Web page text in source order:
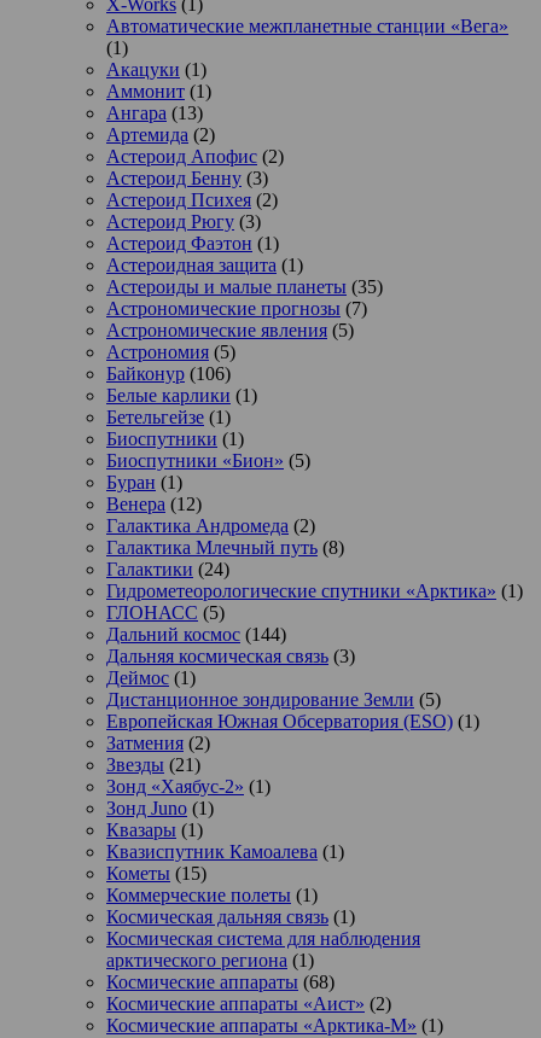
Автоматические межпланетные станции «Вега»
(1)
Акацуки (1)
Аммонит (1)
Ангара (13)
Артемида (2)
Астероид Апофис (2)
Астероид Бенну (3)
Астероид Психея (2)
Астероид Рюгу (3)
Астероид Фаэтон (1)
Астероидная защита (1)
Астероиды и малые планеты (35)
Астрономические прогнозы (7)
Астрономические явления (5)
Астрономия (5)
Байконур (106)
Белые карлики (1)
Бетельгейзе (1)
Биоспутники (1)
Биоспутники «Бион» (5)
Буран (1)
Венера (12)
Галактика Андромеда (2)
Галактика Млечный путь (8)
Галактики (24)
Гидрометеорологические спутники «Арктика» (1)
ГЛОНАСС (5)
Дальний космос (144)
Дальняя космическая связь (3)
Деймос (1)
Дистанционное зондирование Земли (5)
Европейская Южная Обсерватория (ESO) (1)
Затмения (2)
Звезды (21)
Зонд «Хаябус-2» (1)
Зонд Juno (1)
Квазары (1)
Квазиспутник Камоалева (1)
Кометы (15)
Коммерческие полеты (1)
Космическая дальняя связь (1)
Космическая система для наблюдения
арктического региона (1)
Космические аппараты (68)
Космические аппараты «Аист» (2)
Космические аппараты «Арктика-М» (1)